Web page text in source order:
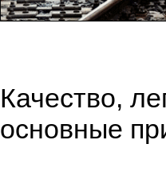
Качество,
основные